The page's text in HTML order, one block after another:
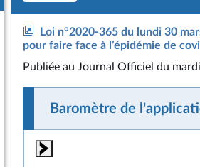
Loi n°2020-365 du lundi 30
pour faire face à l’épidémie de
Publiée au Journal Officiel du
Baromètre de